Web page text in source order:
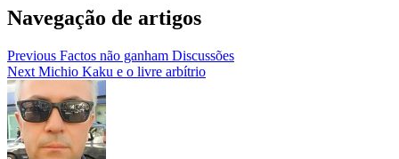
Navegação de artigos
Previous Factos não ganham Discussões
Next Michio Kaku e o livre arbítrio